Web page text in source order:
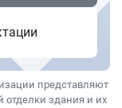
представляют
отделки здания и их